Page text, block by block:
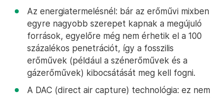
Az energiatermelésnél: bár az erőművi mixben
egyre nagyobb szerepet kapnak a megújuló
források, egyelőre még nem érhetik el a 100
százalékos penetrációt, így a fosszilis
erőművek (például a szénerőművek és a
gázerőművek) kibocsátását meg kell fogni.
A DAC (direct air capture) technológia: ez nem